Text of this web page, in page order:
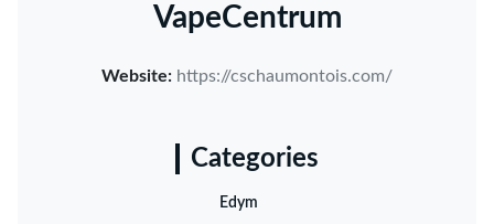
VapeCentrum
Website: https://cschaumontois.com/
Categories
Edym